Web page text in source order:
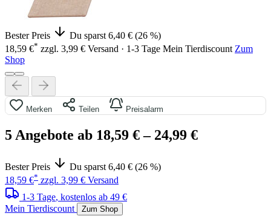
Bester Preis
Du sparst 6,40 € (26 %)
18,59 €* zzgl. 3,99 € Versand · 1-3 Tage Mein Tierdiscount Zum
Shop
Merken Teilen Preisalarm
5 Angebote ab 18,59 €– 24,99 €
Bester Preis
Du sparst 6,40 € (26 %)
18,59 €* zzgl. 3,99 € Versand
1-3 Tage, kostenlos ab 49 €
Mein Tierdiscount
Zum Shop